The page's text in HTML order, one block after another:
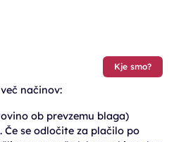
Kje smo?
načinov:
ob prevzemu blaga)
. Če se odločite za plačilo po